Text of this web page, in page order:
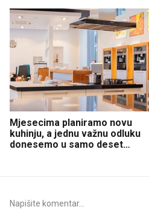
Mjesecima planiramo novu
kuhinju, a jednu važnu odluku
donesemo u samo deset